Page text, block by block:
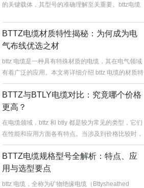
的关键载体，其型号的准确理解至关重要。bttz电缆
BTTZ电缆材质特性揭秘：为何成为电
气布线优选之材
bttz 电缆是一种具有特殊材质的电缆，其在电气领域
有着广泛的应用。本文将详细介绍 bttz 电缆的材质特
点、优势以及在...
BTTZ与BTLY电缆对比：究竟哪个价格
更高？
在电缆领域，bttz 和 btly 都是较为常见的类型，它们
在性能和应用方面各有特点。当涉及到价格比较时，
情况并非简单直...
BTTZ电缆规格型号全解析：特点、应
用与选型要点
bttz 电缆，全称为矿物绝缘电缆（Bttysheathed